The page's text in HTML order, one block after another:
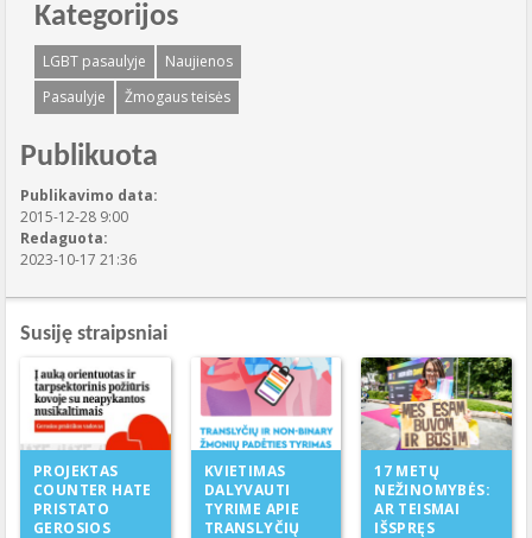
Kategorijos
LGBT pasaulyje
Naujienos
Pasaulyje
Žmogaus teisės
Publikuota
Publikavimo data:
2015-12-28 9:00
Redaguota:
2023-10-17 21:36
Susiję straipsniai
PROJEKTAS
COUNTER HATE
PRISTATO
GEROSIOS
KVIETIMAS
DALYVAUTI
TYRIME APIE
TRANSLYČIŲ
17 METŲ
NEŽINOMYBĖS:
AR TEISMAI
IŠSPRĘS